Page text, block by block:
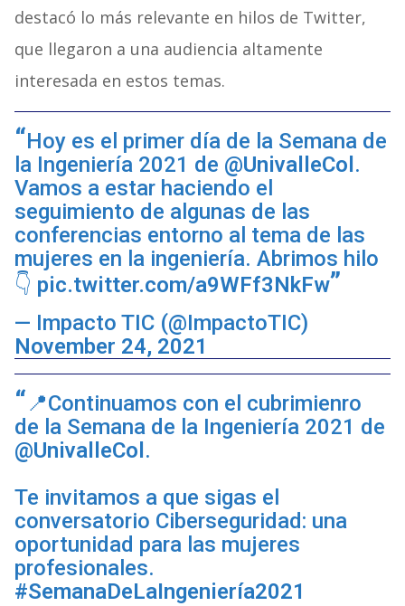
destacó lo más relevante en hilos de Twitter,
que llegaron a una audiencia altamente
interesada en estos temas.
Hoy es el primer día de la Semana de
la Ingeniería 2021 de @UnivalleCol .
Vamos a estar haciendo el
seguimiento de algunas de las
conferencias entorno al tema de las
mujeres en la ingeniería. Abrimos hilo
👇 pic.twitter.com/a9WFf3NkFw
— Impacto TIC (@ImpactoTIC)
November 24, 2021
📍Continuamos con el cubrimienro
de la Semana de la Ingeniería 2021 de
@UnivalleCol .
Te invitamos a que sigas el
conversatorio Ciberseguridad: una
oportunidad para las mujeres
profesionales.
#SemanaDeLaIngeniería2021